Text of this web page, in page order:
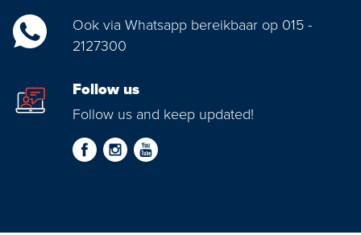
Ook via Whatsapp bereikbaar op 015 -
2127300
Follow us
Follow us and keep updated!